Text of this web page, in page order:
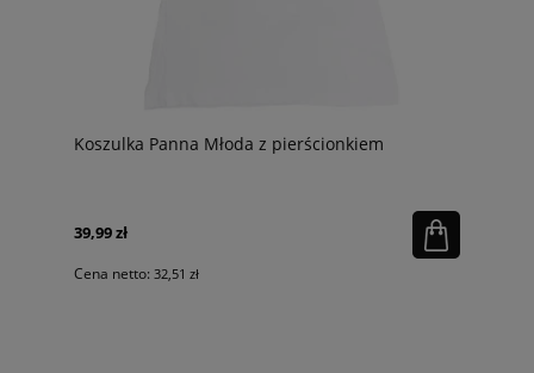
Koszulka Panna Młoda z pierścionkiem
39,99 zł
Cena netto: 32,51 zł